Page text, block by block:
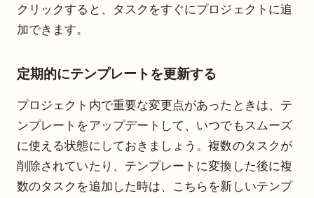
クリックすると、タスクをすぐにプロジェクトに追
加できます。
定期的にテンプレートを更新する
プロジェクト内で重要な変更点があったときは、テ
ンプレートをアップデートして、いつでもスムーズ
に使える状態にしておきましょう。複数のタスクが
削除されていたり、テンプレートに変換した後に複
数のタスクを追加した時は、こちらを新しいテンプ